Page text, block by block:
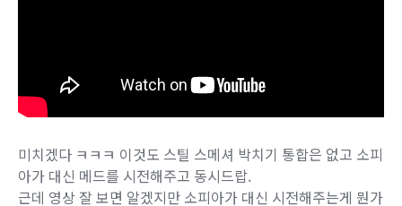
미치겠다 ㅋㅋㅋ 이것도 스틸 스메셔 박치기 통합은 없고 소피
아가 대신 메드를 시전해주고 동시드랍.
근데 영상 잘 보면 알겠지만 소피아가 대신 시전해주는게 뭔가